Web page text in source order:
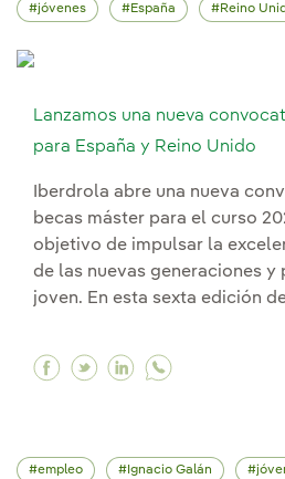
jóvenes España Reino
Lanzamos una nueva
para España y Reino Unido
Iberdrola abre una nueva
becas máster para el curso
objetivo de impulsar la
de las nuevas generaciones
joven. En esta sexta edición
Facebook Lanzamos
Twitter Lanzamos
Linkedin
empleo Ignacio Galán